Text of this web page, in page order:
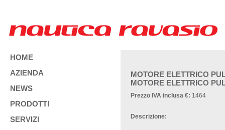
HOME
AZIENDA
NEWS
PRODOTTI
SERVIZI
MOTORE ELETTRICO
MOTORE ELETTRICO
Prezzo IVA inclusa €: 1464
Descrizione: